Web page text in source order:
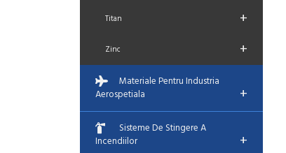
Titan +
Zinc +
Materiale Pentru Industria
Aerospetiala
+
Sisteme De Stingere A
Incendiilor
+